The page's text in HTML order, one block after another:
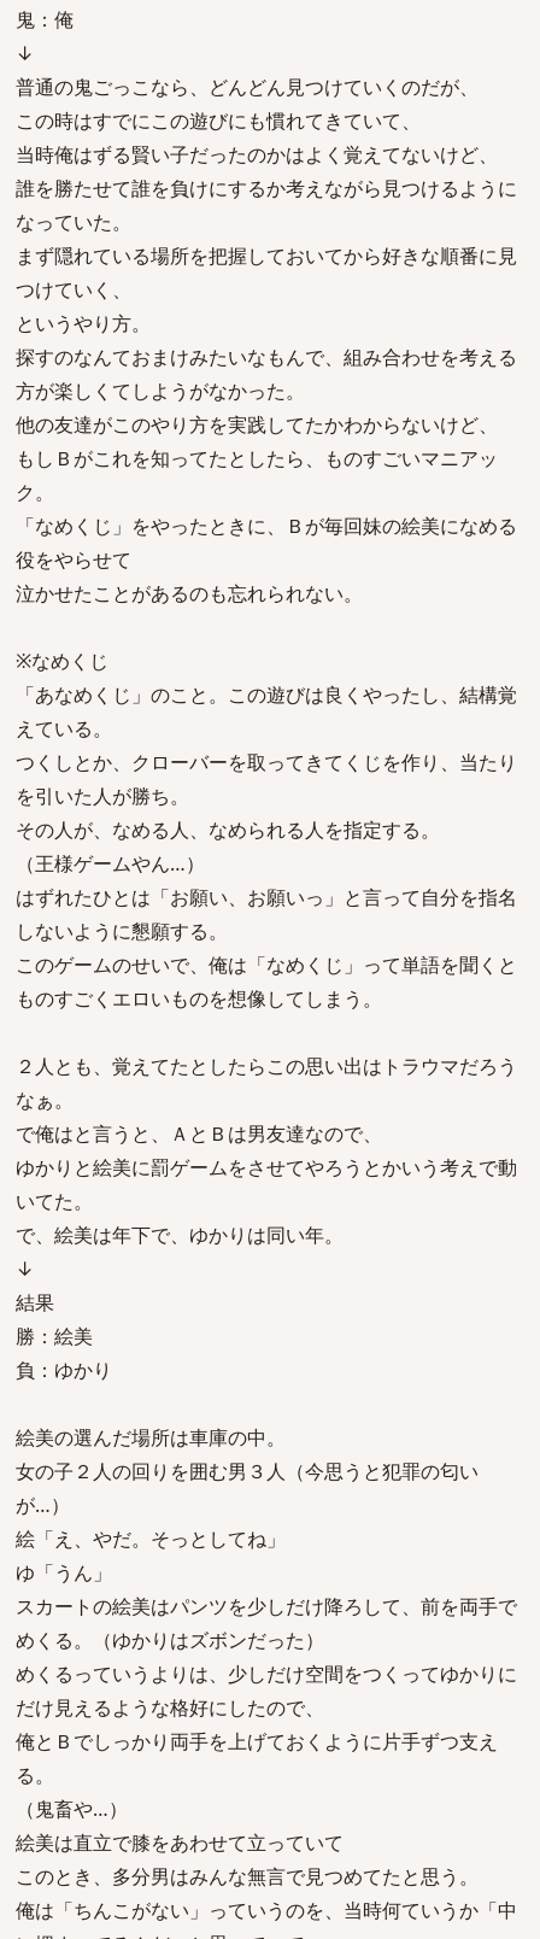
鬼：俺
↓
普通の鬼ごっこなら、どんどん見つけていくのだが、
この時はすでにこの遊びにも慣れてきていて、
当時俺はずる賢い子だったのかはよく覚えてないけど、
誰を勝たせて誰を負けにするか考えながら見つけるように
なっていた。
まず隠れている場所を把握しておいてから好きな順番に見
つけていく、
というやり方。
探すのなんておまけみたいなもんで、組み合わせを考える
方が楽しくてしようがなかった。
他の友達がこのやり方を実践してたかわからないけど、
もしＢがこれを知ってたとしたら、ものすごいマニアッ
ク。
「なめくじ」をやったときに、Ｂが毎回妹の絵美になめる
役をやらせて
泣かせたことがあるのも忘れられない。
※なめくじ
「あなめくじ」のこと。この遊びは良くやったし、結構覚
えている。
つくしとか、クローバーを取ってきてくじを作り、当たり
を引いた人が勝ち。
その人が、なめる人、なめられる人を指定する。
（王様ゲームやん…）
はずれたひとは「お願い、お願いっ」と言って自分を指名
しないように懇願する。
このゲームのせいで、俺は「なめくじ」って単語を聞くと
ものすごくエロいものを想像してしまう。
２人とも、覚えてたとしたらこの思い出はトラウマだろう
なぁ。
で俺はと言うと、ＡとＢは男友達なので、
ゆかりと絵美に罰ゲームをさせてやろうとかいう考えで動
いてた。
で、絵美は年下で、ゆかりは同い年。
↓
結果
勝：絵美
負：ゆかり
絵美の選んだ場所は車庫の中。
女の子２人の回りを囲む男３人（今思うと犯罪の匂い
が…）
絵「え、やだ。そっとしてね」
ゆ「うん」
スカートの絵美はパンツを少しだけ降ろして、前を両手で
めくる。（ゆかりはズボンだった）
めくるっていうよりは、少しだけ空間をつくってゆかりに
だけ見えるような格好にしたので、
俺とＢでしっかり両手を上げておくように片手ずつ支え
る。
（鬼畜や…）
絵美は直立で膝をあわせて立っていて
このとき、多分男はみんな無言で見つめてたと思う。
俺は「ちんこがない」っていうのを、当時何ていうか「中